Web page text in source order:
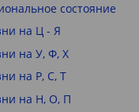
состояние
на Ц - Я
на У, Ф, Х
на Р, С, Т
на Н, О, П